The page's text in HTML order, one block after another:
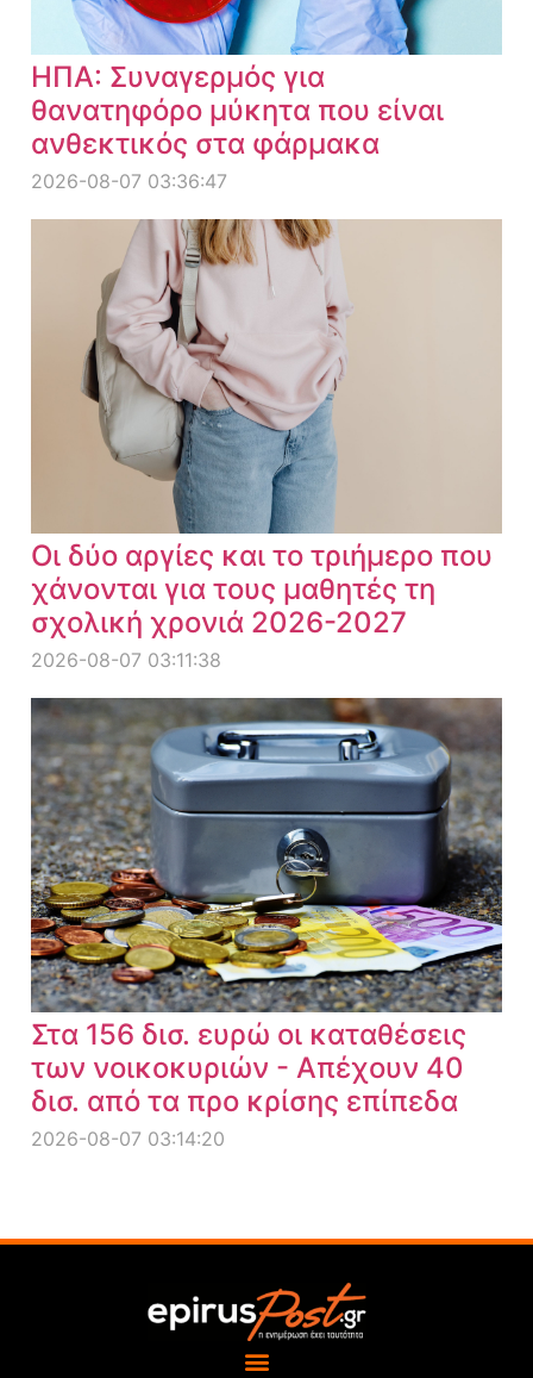
ΗΠΑ: Συναγερμός για
θανατηφόρο μύκητα που είναι
ανθεκτικός στα φάρμακα
2026-08-07 03:36:47
Οι δύο αργίες και το τριήμερο που
χάνονται για τους μαθητές τη
σχολική χρονιά 2026-2027
2026-08-07 03:11:38
Στα 156 δισ. ευρώ οι καταθέσεις
των νοικοκυριών - Απέχουν 40
δισ. από τα προ κρίσης επίπεδα
2026-08-07 03:14:20